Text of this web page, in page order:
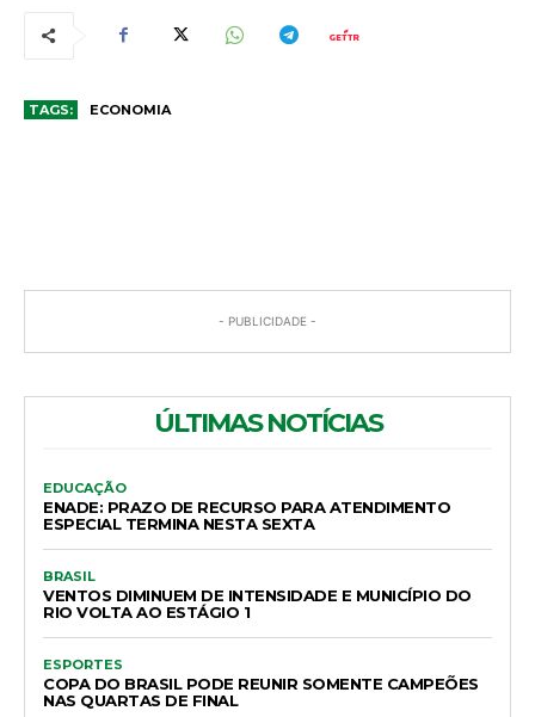
TAGS: ECONOMIA
- PUBLICIDADE -
ÚLTIMAS NOTÍCIAS
EDUCAÇÃO
ENADE: PRAZO DE RECURSO PARA ATENDIMENTO
ESPECIAL TERMINA NESTA SEXTA
BRASIL
VENTOS DIMINUEM DE INTENSIDADE E MUNICÍPIO DO
RIO VOLTA AO ESTÁGIO 1
ESPORTES
COPA DO BRASIL PODE REUNIR SOMENTE CAMPEÕES
NAS QUARTAS DE FINAL